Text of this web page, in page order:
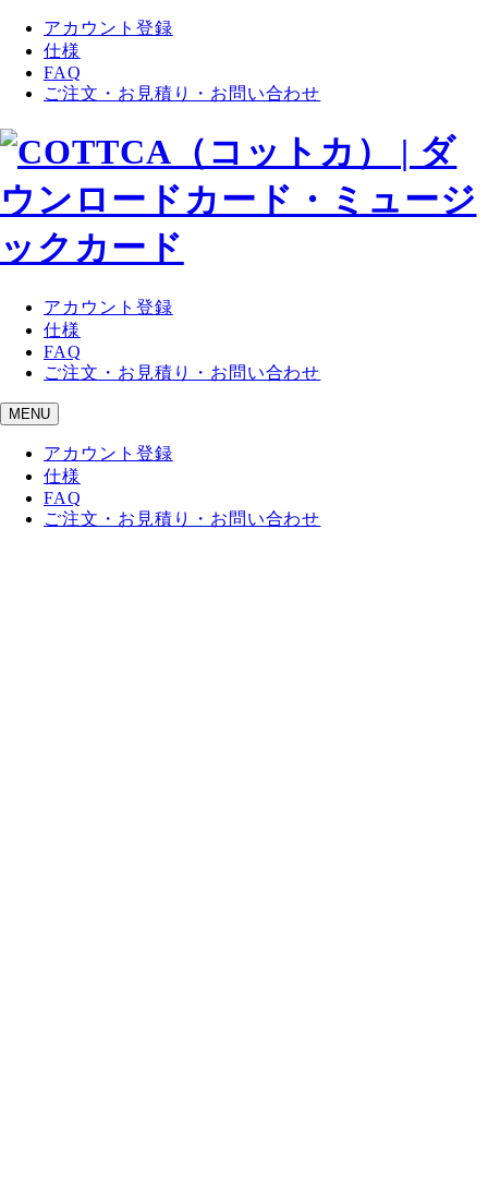
アカウント登録
仕様
FAQ
ご注文・お見積り・お問い合わせ
アカウント登録
仕様
FAQ
ご注文・お見積り・お問い合わせ
MENU
アカウント登録
仕様
FAQ
ご注文・お見積り・お問い合わせ